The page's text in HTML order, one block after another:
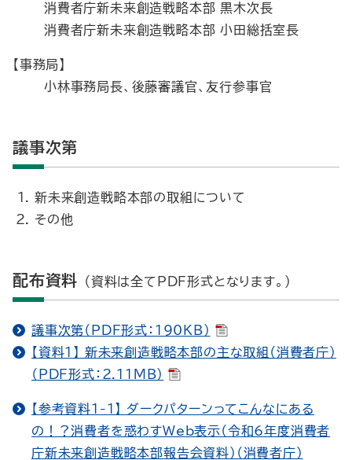
消費者庁新未来創造戦略本部 黒木次長
消費者庁新未来創造戦略本部 小田総括室長
【事務局】
小林事務局長、後藤審議官、友行参事官
議事次第
新未来創造戦略本部の取組について
その他
配布資料 （資料は全てPDF形式となります。）
議事次第（PDF形式：190KB）
【資料1】 新未来創造戦略本部の主な取組（消費者庁）
（PDF形式：2.11MB）
【参考資料1-1】 ダークパターンってこんなにある
の！？消費者を惑わすWeb表示（令和6年度消費者
庁新未来創造戦略本部報告会資料）（消費者庁）